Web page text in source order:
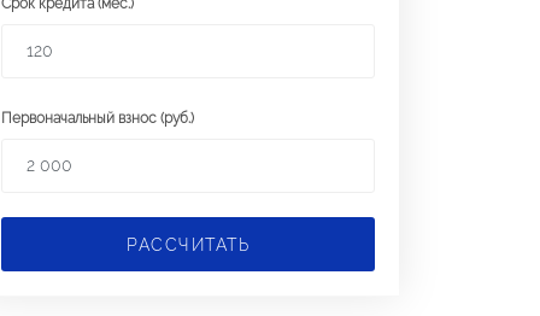
Срок кредита (мес.)
Первоначальный взнос (руб.)
РАССЧИТАТЬ